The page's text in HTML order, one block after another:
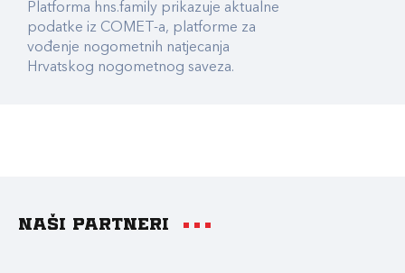
Platforma hns.family prikazuje aktualne
podatke iz COMET-a, platforme za
vođenje nogometnih natjecanja
Hrvatskog nogometnog saveza.
Naši partneri